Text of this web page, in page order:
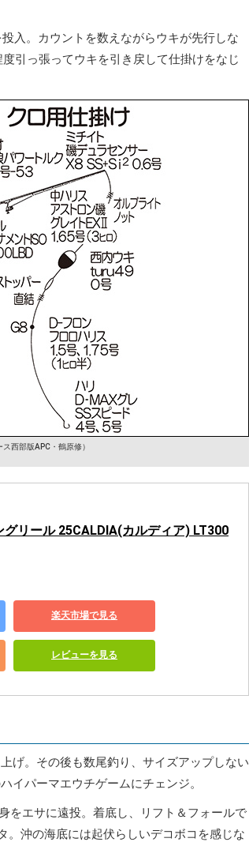
入。カウントを数えながらウキが先行しな
引っ張ってウキを引き戻して仕掛けをなじ
西部版APC・鶴原修）
リール 25CALDIA(カルディア) LT300
楽天市場で見る
レビューを見る
げ。その後も数尾釣り、サイズアップしない
イパーマエウチゲームにチェンジ。
をエサに遠投。着底し、リフト＆フォールで
沖の海底には起伏らしいデコボコを感じな